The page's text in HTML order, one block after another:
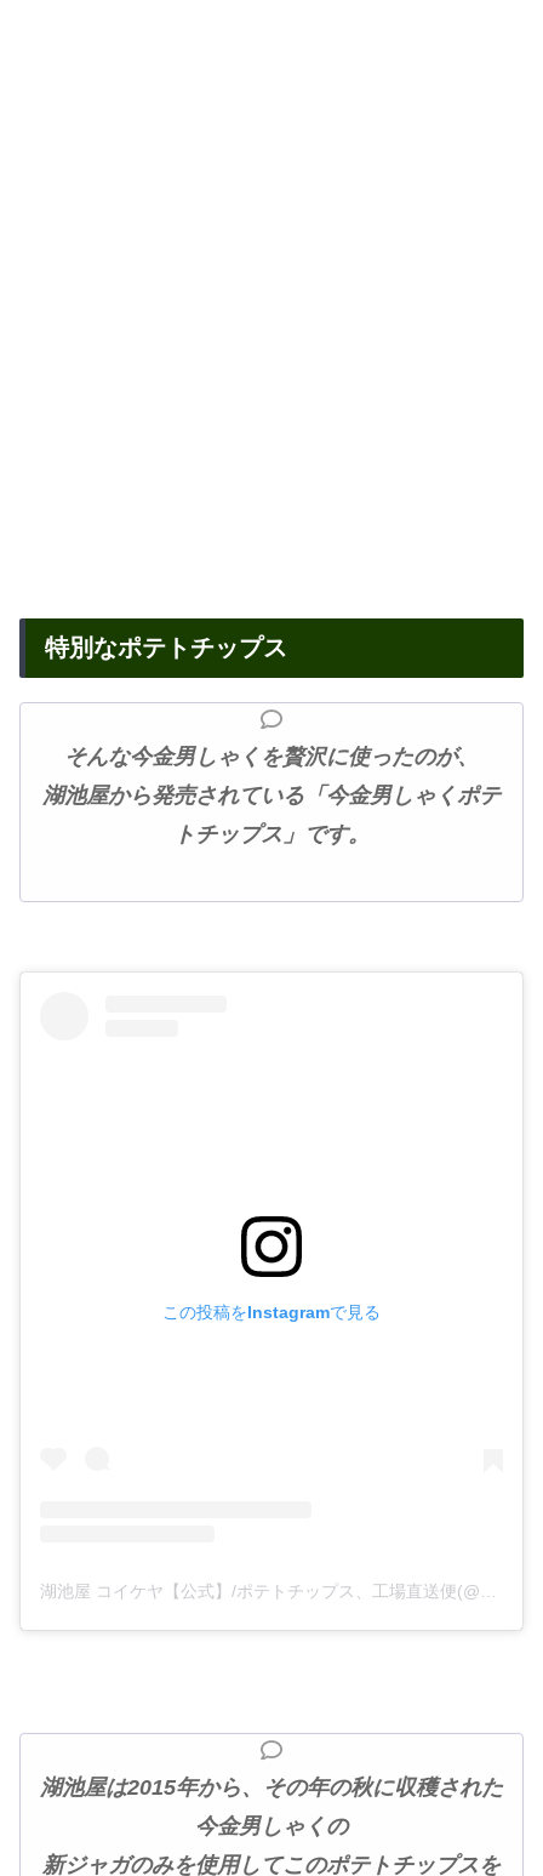
特別なポテトチップス
そんな今金男しゃくを贅沢に使ったのが、
湖池屋から発売されている「今金男しゃくポテ
トチップス」です。
この投稿をInstagramで見る
湖池屋 コイケヤ【公式】/ポテトチップス、工場直送便(@koikeya_official)がシェアした投稿
湖池屋は2015年から、その年の秋に収穫された
今金男しゃくの
新ジャガのみを使用してこのポテトチップスを